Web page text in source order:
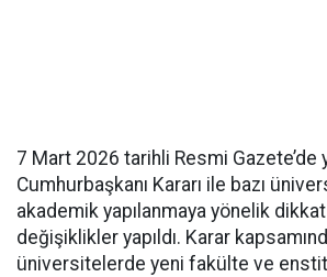
7 Mart 2026 tarihli Resmi Gazete’de
Cumhurbaşkanı Kararı ile bazı
akademik yapılanmaya yönelik
değişiklikler yapıldı. Karar
üniversitelerde yeni fakülte ve